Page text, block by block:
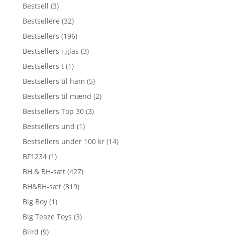
Bestsell (3)
Bestsellere (32)
Bestsellers (196)
Bestsellers i glas (3)
Bestsellers t (1)
Bestsellers til ham (5)
Bestsellers til mænd (2)
Bestsellers Top 30 (3)
Bestsellers und (1)
Bestsellers under 100 kr (14)
BF1234 (1)
BH & BH-sæt (427)
BH&BH-sæt (319)
Big Boy (1)
Big Teaze Toys (3)
Biird (9)